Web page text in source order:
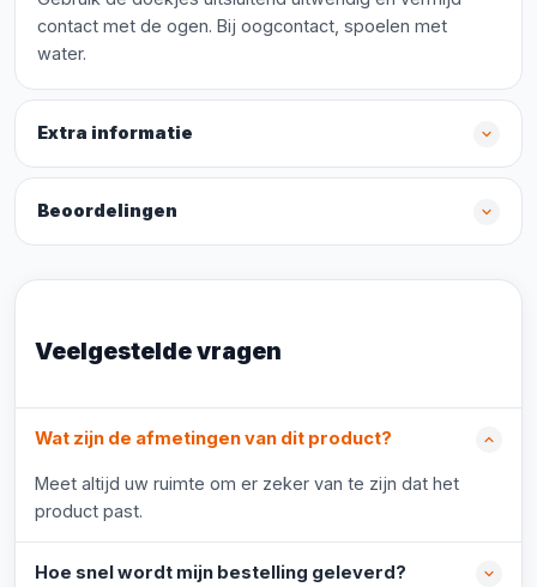
contact met de ogen. Bij oogcontact, spoelen met
water.
Extra informatie
Beoordelingen
Veelgestelde vragen
Wat zijn de afmetingen van dit product?
Meet altijd uw ruimte om er zeker van te zijn dat het
product past.
Hoe snel wordt mijn bestelling geleverd?